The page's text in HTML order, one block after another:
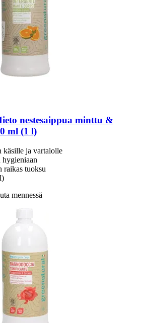
nestesaippua minttu &
ml (1 l)
käsille ja vartalolle
hygieniaan
raikas tuoksu
mennessä